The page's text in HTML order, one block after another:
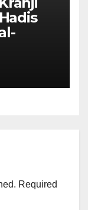
Required